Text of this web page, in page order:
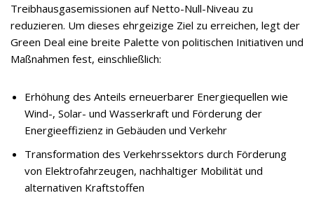
Treibhausgasemissionen auf Netto-Null-Niveau zu
reduzieren. Um dieses ehrgeizige Ziel zu erreichen, legt der
Green Deal eine breite Palette von politischen Initiativen und
Maßnahmen fest, einschließlich:
Erhöhung des Anteils erneuerbarer Energiequellen wie
Wind-, Solar- und Wasserkraft und Förderung der
Energieeffizienz in Gebäuden und Verkehr
Transformation des Verkehrssektors durch Förderung
von Elektrofahrzeugen, nachhaltiger Mobilität und
alternativen Kraftstoffen